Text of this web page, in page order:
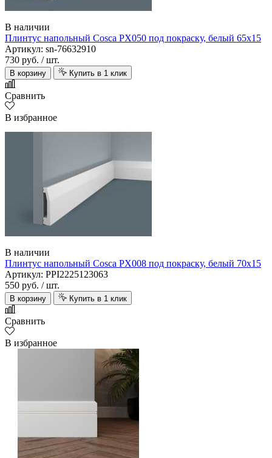
В наличии
Плинтус напольный Cosca PX050 под покраску, белый 65х15
Артикул: sn-76632910
730 руб. / шт.
В корзину Купить в 1 клик
Сравнить
В избранное
В наличии
Плинтус напольный Cosca PX008 под покраску, белый 70х15
Артикул: PPI2225123063
550 руб. / шт.
В корзину Купить в 1 клик
Сравнить
В избранное